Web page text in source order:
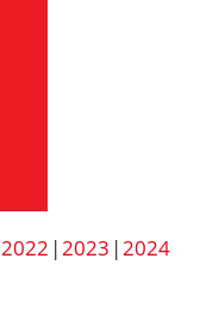
2022 2023 2024